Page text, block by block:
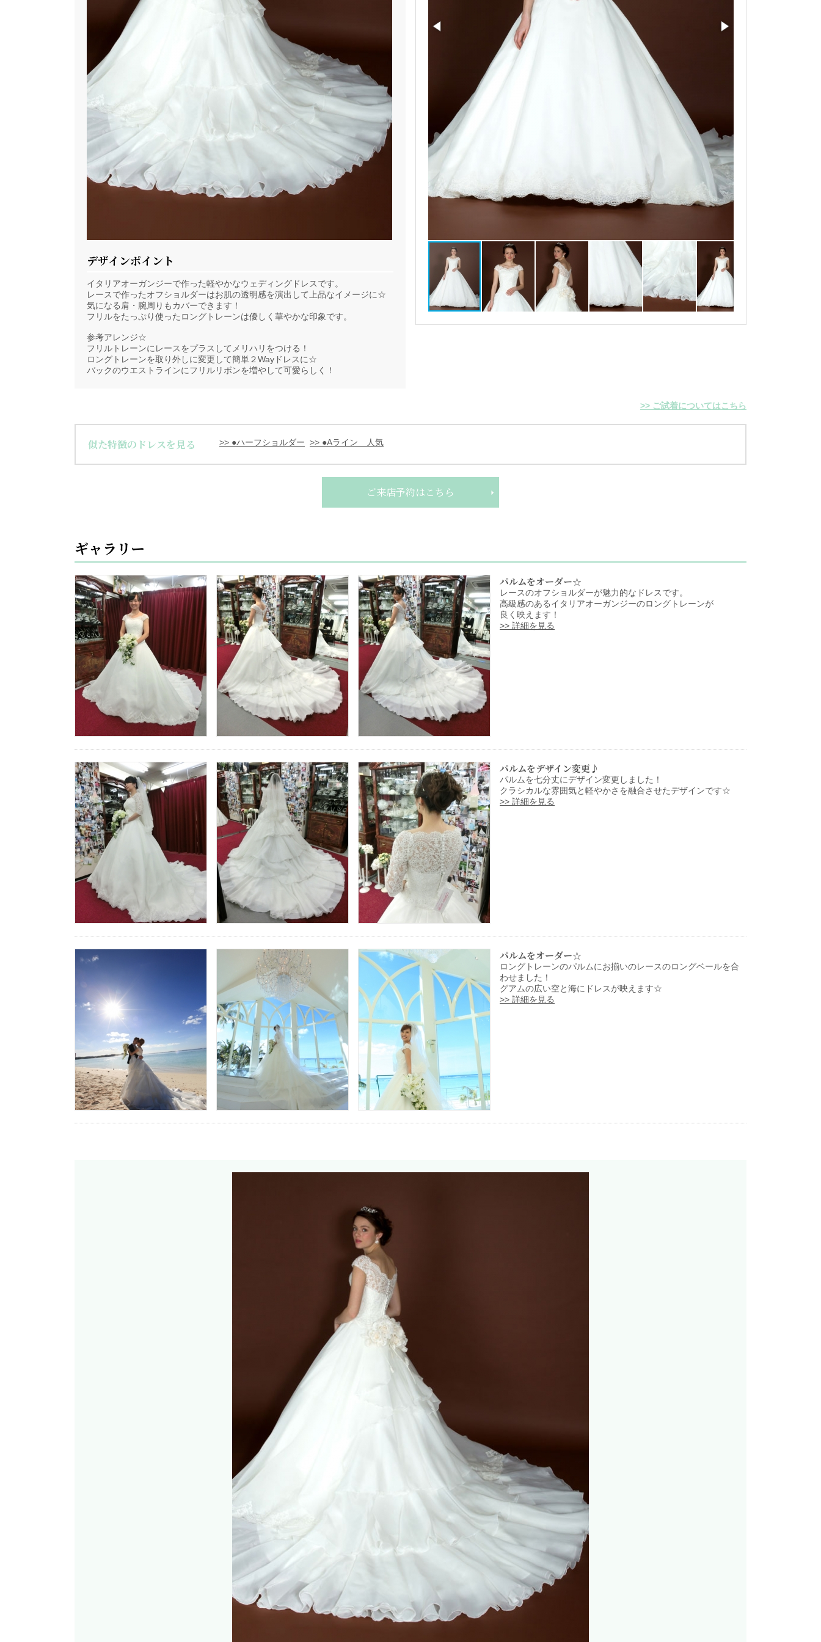
デザインポイント
イタリアオーガンジーで作った軽やかなウェディングドレスです。
レースで作ったオフショルダーはお肌の透明感を演出して上品なイメージに☆
気になる肩・腕周りもカバーできます！
フリルをたっぷり使ったロングトレーンは優しく華やかな印象です。
参考アレンジ☆
フリルトレーンにレースをプラスしてメリハリをつける！
ロングトレーンを取り外しに変更して簡単２Wayドレスに☆
バックのウエストラインにフリルリボンを増やして可愛らしく！
>> ご試着についてはこちら
似た特徴のドレスを見る >> ●ハーフショルダー >> ●Aライン 人気
ご来店予約はこちら
ギャラリー
パルムをオーダー☆
レースのオフショルダーが魅力的なドレスです。
高級感のあるイタリアオーガンジーのロングトレーンが
良く映えます！
>> 詳細を見る
パルムをデザイン変更♪
パルムを七分丈にデザイン変更しました！
クラシカルな雰囲気と軽やかさを融合させたデザインです☆
>> 詳細を見る
パルムをオーダー☆
ロングトレーンのパルムにお揃いのレースのロングベールを合
わせました！
グアムの広い空と海にドレスが映えます☆
>> 詳細を見る